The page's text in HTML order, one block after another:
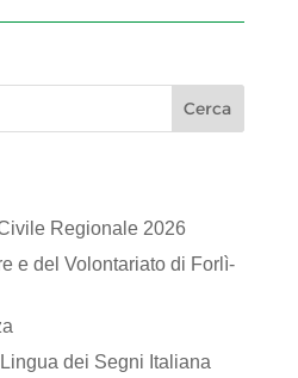
Regionale 2026
e del Volontariato di Forlì-
dei Segni Italiana